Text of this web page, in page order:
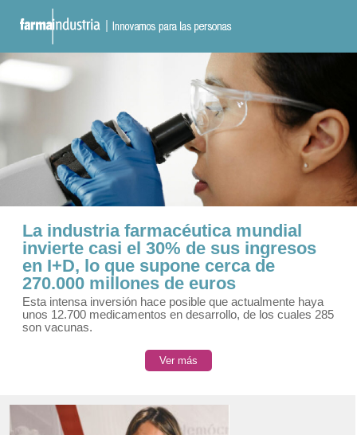
La industria farmacéutica mundial
invierte casi el 30% de sus ingresos
en I+D, lo que supone cerca de
270.000 millones de euros
Esta intensa inversión hace posible que actualmente haya
unos 12.700 medicamentos en desarrollo, de los cuales 285
son vacunas.
Ver más